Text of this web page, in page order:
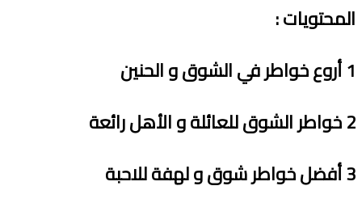
المحتويات:
1أروع خواطر في الشوق و الحنين
2خواطر الشوق للعائلة و اﻷهل رائعة
3أفضل خواطر شوق و لهفة للاحبة